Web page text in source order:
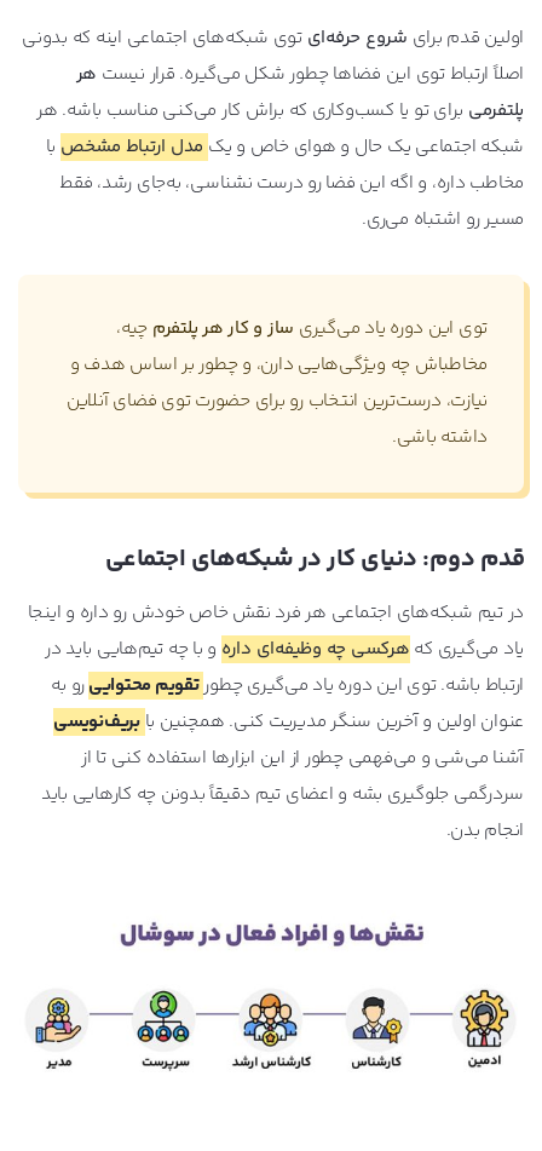
اولین قدم برای شروع حرفه‌ای توی شبکه‌های اجتماعی اینه که بدونی
اصلاً ارتباط توی این فضاها چطور شکل می‌گیره. قرار نیست هر
پلتفرمی برای تو یا کسب‌وکاری که براش کار می‌کنی مناسب باشه. هر
شبکه اجتماعی یک حال و هوای خاص و یک مدل ارتباط مشخص با
مخاطب داره، و اگه این فضا رو درست نشناسی، به‌جای رشد، فقط
مسیر رو اشتباه می‌ری.
توی این دوره یاد می‌گیری ساز و کار هر پلتفرم چیه،
مخاطباش چه ویژگی‌هایی دارن، و چطور بر اساس هدف و
نیازت، درست‌ترین انتخاب رو برای حضورت توی فضای آنلاین
داشته باشی.
قدم دوم: دنیای کار در شبکه‌های اجتماعی
در تیم شبکه‌های اجتماعی هر فرد نقش خاص خودش رو داره و اینجا
یاد می‌گیری که هرکسی چه وظیفه‌ای داره و با چه تیم‌هایی باید در
ارتباط باشه. توی این دوره یاد می‌گیری چطورتقویم محتواییرو به‌
عنوان اولین و آخرین سنگر مدیریت کنی. همچنین با بریف‌نویسی
آشنا می‌شی و می‌فهمی چطور از این ابزارها استفاده کنی تا از
سردرگمی جلوگیری بشه و اعضای تیم دقیقاً بدونن چه کارهایی باید
انجام بدن.